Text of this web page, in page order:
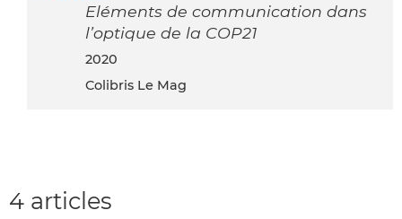
Eléments de communication dans
l’optique de la COP21
2020
Colibris Le Mag
4 articles